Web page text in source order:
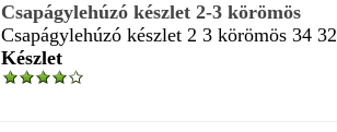
Csapágylehúzó készlet 2-3 körömös
Csapágylehúzó készlet 2 3 körömös 34
Készlet